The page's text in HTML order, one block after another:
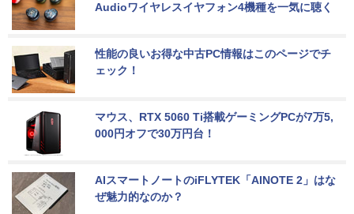
Audioワイヤレスイヤフォン4機種を一気に聴く
性能の良いお得な中古PC情報はこのページでチ
ェック！
マウス、RTX 5060 Ti搭載ゲーミングPCが7万5,
000円オフで30万円台！
AIスマートノートのiFLYTEK「AINOTE 2」はな
ぜ魅力的なのか？